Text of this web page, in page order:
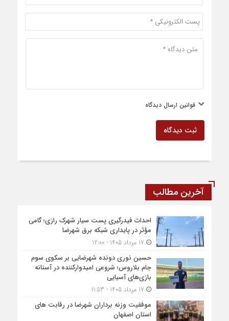
قوانین ارسال دیدگاه
ثبت دیدگاه
آخرین مطالب
احداث فیدرگیری پست سیار شهرک رازی؛ گامی
مؤثر در پایداری شبکه برق شهرضا
حسین نوری دونده شهرضایی بر سکوی سوم
جام بلاروس؛ شروعی امیدوارکننده در آستانه
بازی‌های آسیایی
موفقیت وزنه برداران شهرضا در رقابت های
استان اصفهان